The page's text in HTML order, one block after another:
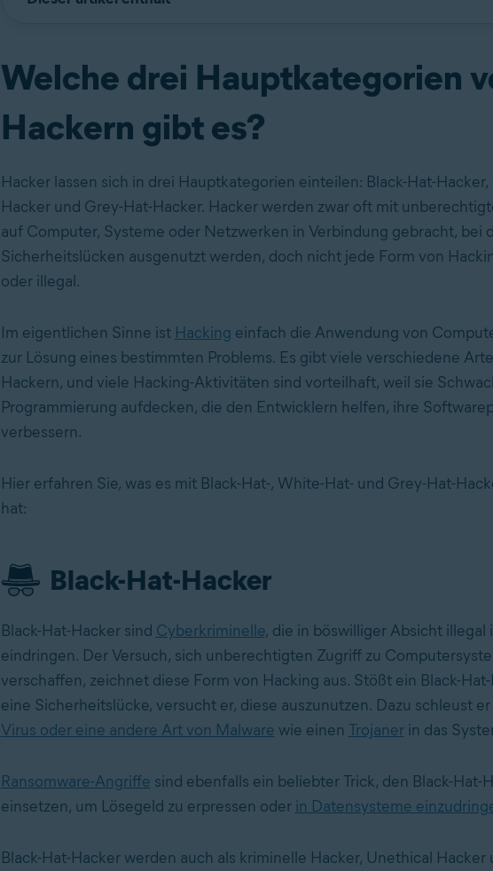
Welche drei Hauptkategorien
Hackern gibt es?
Hacker lassen sich in drei Hauptkategorien einteilen: Black-Hat-
Hacker und Grey-Hat-Hacker. Hacker werden zwar oft mit
auf Computer, Systeme oder Netzwerken in Verbindung gebracht, bei
Sicherheitslücken ausgenutzt werden, doch nicht jede Form von
oder illegal.
Im eigentlichen Sinne ist Hacking einfach die Anwendung von
zur Lösung eines bestimmten Problems. Es gibt viele verschiedene
Hackern, und viele Hacking-Aktivitäten sind vorteilhaft, weil sie
Programmierung aufdecken, die den Entwicklern helfen, ihre
verbessern.
Hier erfahren Sie, was es mit Black-Hat-, White-Hat- und Grey-Hat-
hat:
Black-Hat-Hacker
Black-Hat-Hacker sind Cyberkriminelle, die in böswilliger Absicht illegal
eindringen. Der Versuch, sich unberechtigten Zugriff zu
verschaffen, zeichnet diese Form von Hacking aus. Stößt ein Black-
eine Sicherheitslücke, versucht er, diese auszunutzen. Dazu schleust
Virus oder eine andere Art von Malware wie einen Trojanerin das
Ransomware-Angriffe sind ebenfalls ein beliebter Trick, den Black-Hat-
einsetzen, um Lösegeld zu erpressen oder in Datensysteme
Black-Hat-Hacker werden auch als kriminelle Hacker, Unethical Hacker